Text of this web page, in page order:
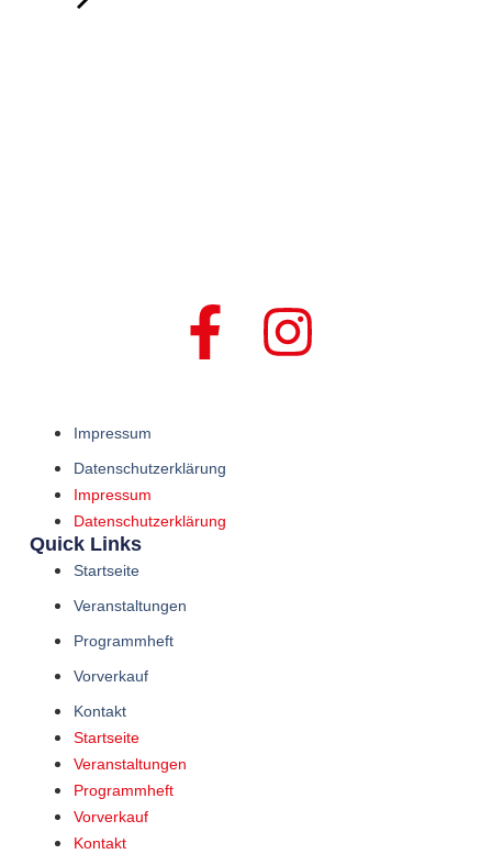
Impressum
Datenschutzerklärung
Impressum
Datenschutzerklärung
Quick Links
Startseite
Veranstaltungen
Programmheft
Vorverkauf
Kontakt
Startseite
Veranstaltungen
Programmheft
Vorverkauf
Kontakt